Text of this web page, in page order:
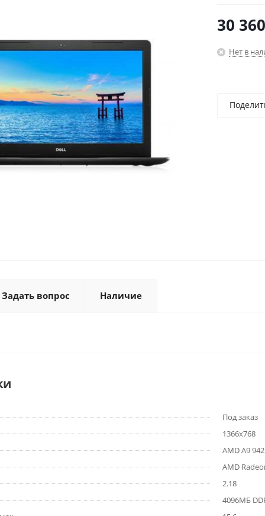
30 360
Нет в
Задать вопрос Наличие
Под заказ
1366x768
AMD A9
AMD
2.18
4096МБ